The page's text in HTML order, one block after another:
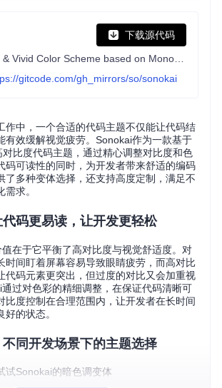
下载源代码
gitcode.com/gh_mirrors/so/sonokai
作中，一个合适的代码主题不仅能让代码结
有效缓解视觉疲劳。Sonokai作为一款基于
比度代码主题，通过精心调整对比度和色
码可读性的同时，为开发者带来舒适的编码
了多种变体选择，还支持高度定制，满足不
求。
码更易读，让开发更轻松
在于它平衡了高对比度与视觉舒适度。对
时间盯着屏幕容易导致眼睛疲劳，而高对比
代码元素更突出，但过度的对比又会加重视
过对色彩的精细调整，在保证代码清晰可
比度控制在合理范围内，让开发者在长时间
的状态。
同开发场景下的主题选择
试Sonokai的暗色调变体